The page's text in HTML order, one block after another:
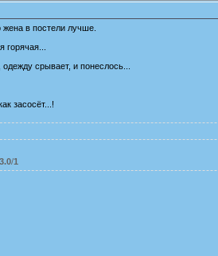
жена в постели лучше.
горячая...
срывает, и понеслось...
засосёт...!
3.0/1